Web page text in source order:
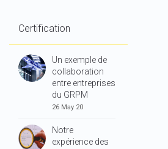
Certification
Un exemple de
collaboration
entre entreprises
du GRPM
26 May 20
Notre
expérience des